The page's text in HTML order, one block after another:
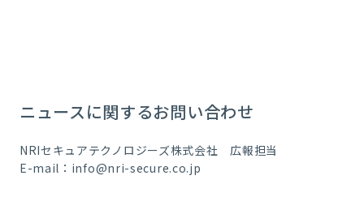
ニュースに関するお問い合わせ
NRIセキュアテクノロジーズ株式会社 広報担当
E-mail：info@nri-secure.co.jp